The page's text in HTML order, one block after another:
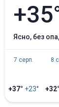
ясно, без
7 серп.
+37° +23°
8
+32°